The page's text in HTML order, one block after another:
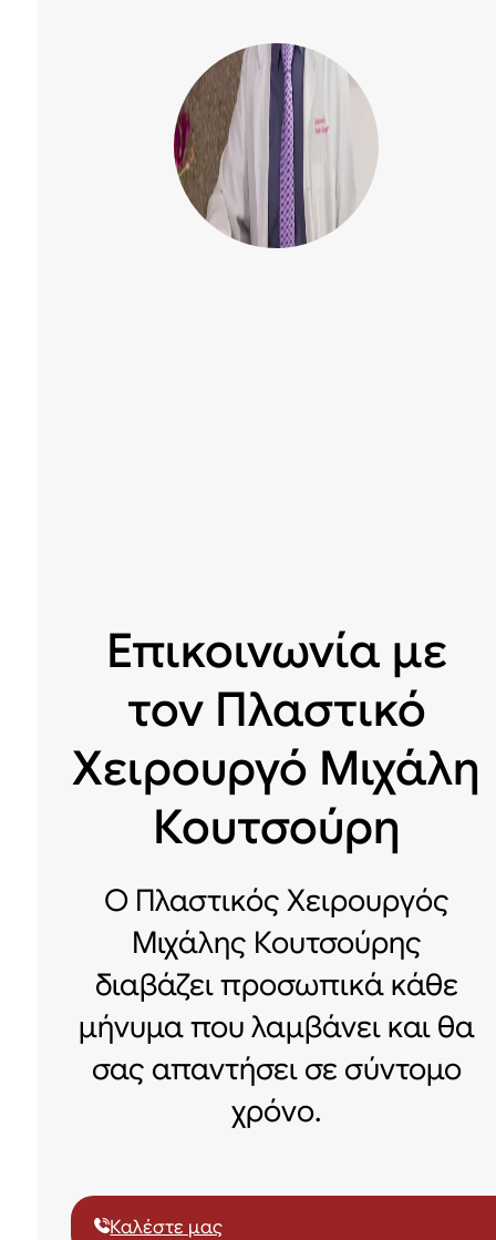
Επικοινωνία με
τον Πλαστικό
Χειρουργό Μιχάλη
Κουτσούρη
Ο Πλαστικός Χειρουργός
Μιχάλης Κουτσούρης
διαβάζει προσωπικά κάθε
μήνυμα που λαμβάνει και θα
σας απαντήσει σε σύντομο
χρόνο.
Καλέστε μας